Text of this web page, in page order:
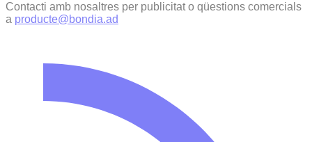
Contacti amb nosaltres per publicitat o qüestions comercials
a producte@bondia.ad